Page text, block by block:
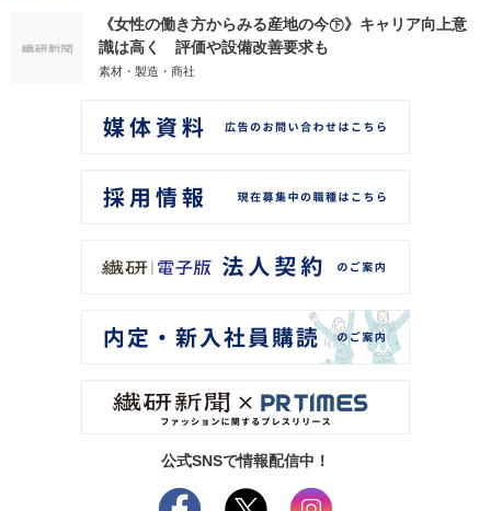
《女性の働き方からみる産地の今㊦》キャリア向上意
識は高く 評価や設備改善要求も
素材・製造・商社
公式SNSで情報配信中！